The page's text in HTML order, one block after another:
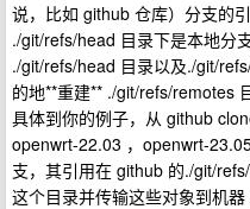
说，比如 github 仓库）分支的引
./git/refs/head 目录下是本地分
./git/refs/head 目录以及./git/
的地**重建** ./git/refs/remotes
具体到你的例子，从 github
openwrt-22.03 ，openwrt-
支，其引用在 github 的./git/
这个目录并传输这些对象到机